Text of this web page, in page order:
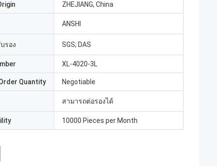
ZHEJIANG, China
ANSHI
รอง SGS; DAS
XL-4020-3L
Quantity Negotiable
สามารถต่อรองได้
10000 Pieces per Month